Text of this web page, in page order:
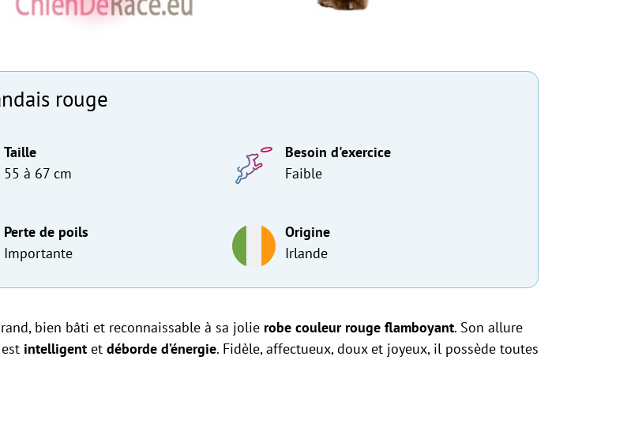
rouge
Taille
55 à 67 cm
Besoin d'exercice
Faible
Perte de poils
Importante
Origine
Irlande
bien bâti et reconnaissable à sa jolie robe couleur rouge flamboyant. Son allure
intelligent et déborde d’énergie. Fidèle, affectueux, doux et joyeux, il possède toutes